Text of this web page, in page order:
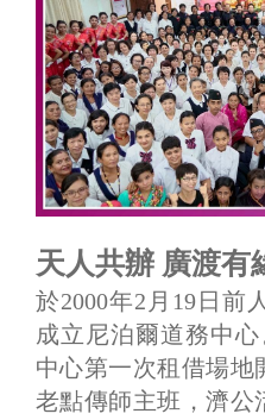
天人共辦 廣渡有
於2000年2月19日前
成立尼泊爾道務中
中心第一次租借場地
老點傳師主班，濟公